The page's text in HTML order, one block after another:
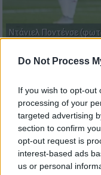
Do Not Process
If you wish to opt-out
processing of your
targeted advertising
section to confirm
opt-out request is
interest-based ads
us or personal
Ντάνιελ Ποντένσε
Ολυμπιακός
μεταγραφική
Γουλβς και
δανεισμότον